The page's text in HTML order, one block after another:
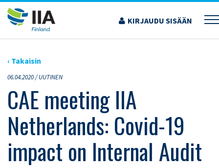
Siirry
sisältöön
KIRJAUDU SISÄÄN
›ARTIKKELIT›CAE MEETING IIA NETHERLANDS: COVID-19 IMPACT ON INTERNAL
‹ Takaisin
06.04.2020 /UUTINEN
CAE meeting IIA
Netherlands: Covid-19
impact on Internal Audit